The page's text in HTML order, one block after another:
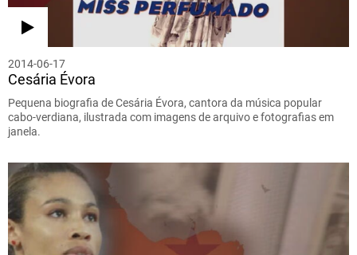
2014-06-17
Cesária Évora
Pequena biografia de Cesária Évora, cantora da música popular
cabo-verdiana, ilustrada com imagens de arquivo e fotografias em
janela.